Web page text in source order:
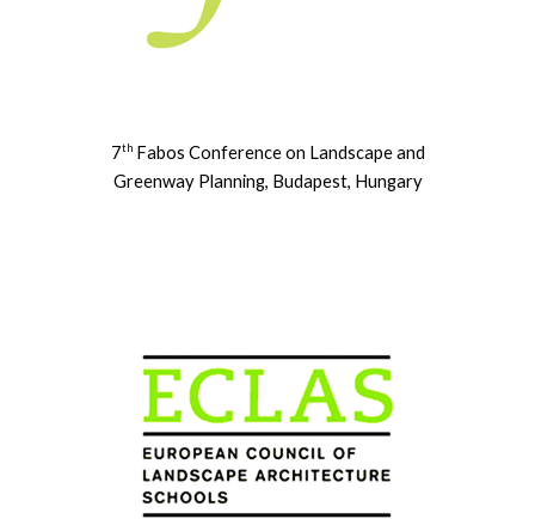
7thFabos Conference on Landscape and
Greenway Planning, Budapest, Hungary